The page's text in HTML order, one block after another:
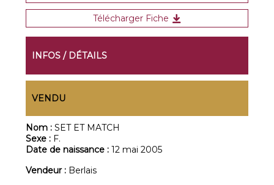
Télécharger Fiche
INFOS / DÉTAILS
VENDU
Nom :SET ET MATCH
Sexe : F.
Date de naissance :12 mai 2005
Vendeur : Berlais